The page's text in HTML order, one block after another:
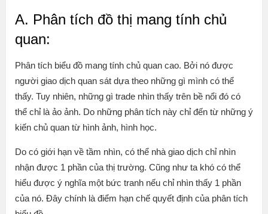
A. Phân tích đồ thị mang tính chủ
quan:
Phân tích biểu đồ mang tính chủ quan cao. Bởi nó được
người giao dịch quan sát dựa theo những gì mình có thể
thấy. Tuy nhiên, những gì trade nhìn thấy trên bề nổi đó có
thể chỉ là ảo ảnh. Do những phân tích này chỉ đến từ những ý
kiến chủ quan từ hình ảnh, hình học.
Do có giới hạn về tầm nhìn, có thể nhà giao dịch chỉ nhìn
nhận được 1 phần của thị trường. Cũng như ta khó có thể
hiểu được ý nghĩa một bức tranh nếu chỉ nhìn thấy 1 phần
của nó. Đây chính là điểm hạn chế quyết định của phân tích